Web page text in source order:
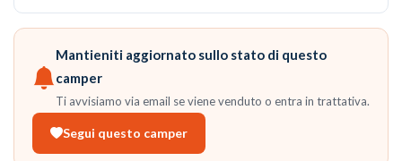
Mantieniti aggiornato sullo stato di questo
camper
Ti avvisiamo via email se viene venduto o entra in trattativa.
Segui questo camper